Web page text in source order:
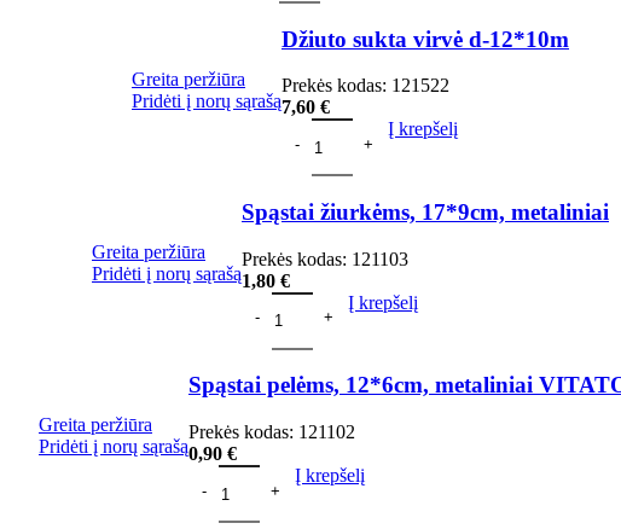
Greita peržiūra
Pridėti į norų sąrašą
Džiuto sukta virvė d-12*10m
Prekės kodas: 121522
7,60 €
Į krepšelį
Greita peržiūra
Pridėti į norų sąrašą
Spąstai žiurkėms, 17*9cm, metaliniai
Prekės kodas: 121103
1,80 €
Į krepšelį
Greita peržiūra
Pridėti į norų sąrašą
Spąstai pelėms, 12*6cm, metaliniai
Prekės kodas: 121102
0,90 €
Į krepšelį